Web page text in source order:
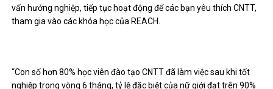
vấn hướng nghiệp, tiếp tục hoạt động để các bạn yêu thích CNTT,
tham gia vào các khóa học của REACH.
“Con số hơn 80% học viên đào tạo CNTT đã làm việc sau khi tốt
nghiệp trong vòng 6 tháng, tỷ lệ đặc biệt của nữ giới đạt trên 90%